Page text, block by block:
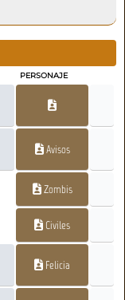
PERSONAJE
Avisos
Zombis
Civiles
Felicia